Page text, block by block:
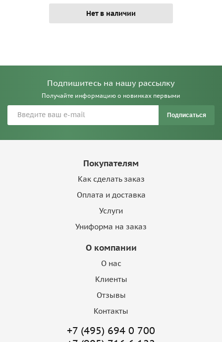
Нет в наличии
Подпишитесь на нашу рассылку
Получайте информацию о новинках первыми
Подписаться
Покупателям
Как сделать заказ
Оплата и доставка
Услуги
Униформа на заказ
О компании
О нас
Клиенты
Отзывы
Контакты
+7 (495) 694 0 700